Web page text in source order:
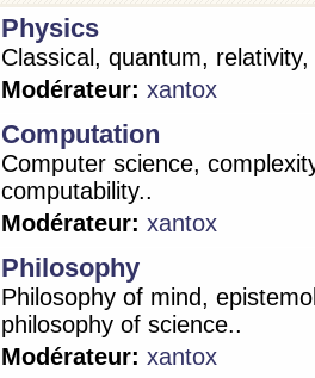
Physics
Classical, quantum,
Modérateur: xantox
Computation
Computer science,
computability..
Modérateur: xantox
Philosophy
Philosophy of mind,
philosophy of science..
Modérateur: xantox